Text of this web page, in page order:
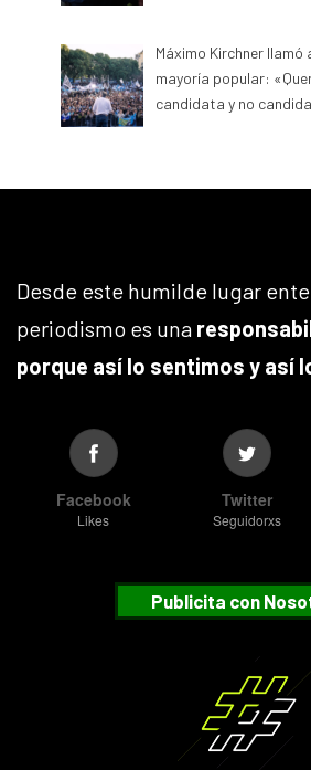
Máximo Kirchner llamó
mayoría popular:
candidata y no
Desde este humilde lugar
periodismo es una
porque así lo sentimos y así
Facebook
Likes
Twitter
Seguidorxs
Publicita con